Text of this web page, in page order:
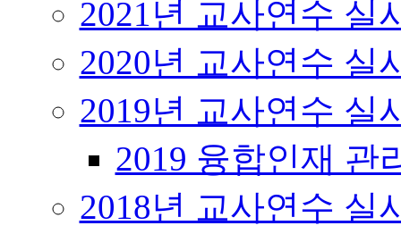
2021년 교사연수 실
2020년 교사연수 실
2019년 교사연수 실
2019 융합인재 관
2018년 교사연수 실